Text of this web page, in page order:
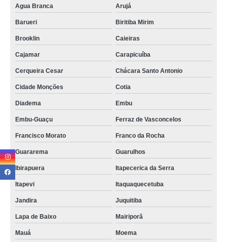
assistência técnica em iphone telefone Liberdade
onde tem assistência técnica para iphone Cidade Tiradentes
assistência do iphone Chácara Flora
assistência para iphone Osasco
contato de assistência técnica iphone autorizada Moema
assistências celular iphone Lapa de Baixo
onde tem assistência celular iphone Pedreira
onde tem assistência técnica iphone autorizada Sapopemba
assistências para iphone Cidade Monções
assistência da apple iphone Santo André
assistências técnicas de iphone Penha
Agua Branca Arujá
Barueri Biritiba Mirim
Brooklin Caieiras
Cajamar Carapicuíba
Cerqueira Cesar Chácara Santo Antonio
Cidade Monções Cotia
Diadema Embu
Embu-Guaçu Ferraz de Vasconcelos
Francisco Morato Franco da Rocha
Guararema Guarulhos
Ibirapuera Itapecerica da Serra
Itapevi Itaquaquecetuba
Jandira Juquitiba
Lapa de Baixo Mairiporã
Mauá Moema